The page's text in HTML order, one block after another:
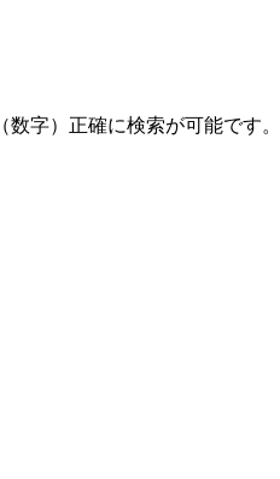
字）正確に検索が可能です。